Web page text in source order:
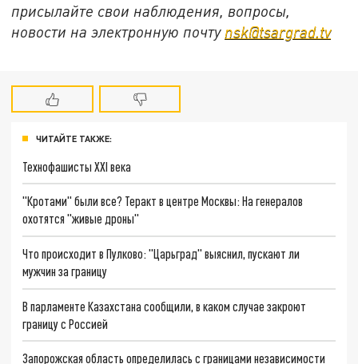
присылайте свои наблюдения, вопросы,
новости на электронную почту nsk@tsargrad.tv
ЧИТАЙТЕ ТАКЖЕ:
Технофашисты XXI века
"Кротами" были все? Теракт в центре Москвы: На генералов
охотятся "живые дроны"
Что происходит в Пулково: "Царьград" выяснил, пускают ли
мужчин за границу
В парламенте Казахстана сообщили, в каком случае закроют
границу с Россией
Запорожская область определилась с границами независимости